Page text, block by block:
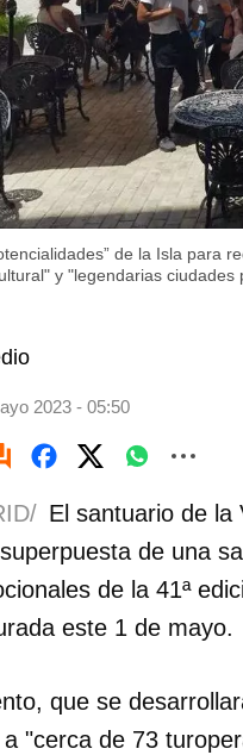
de la Isla para
y "legendarias ciudades
2023 - 05:50
El santuario de la
de una
de la 41ª
este 1 de mayo.
que se
a "cerca de 73